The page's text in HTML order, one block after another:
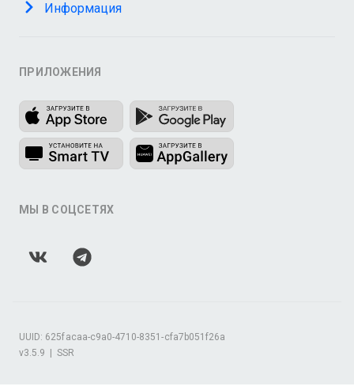
Информация
ПРИЛОЖЕНИЯ
МЫ В СОЦСЕТЯХ
v3.5.9 SSR
UUID: 625facaa-c9a0-4710-8351-cfa7b051f26a